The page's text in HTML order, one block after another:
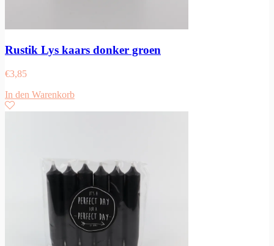
Rustik Lys kaars donker groen
€3,85
In den Warenkorb